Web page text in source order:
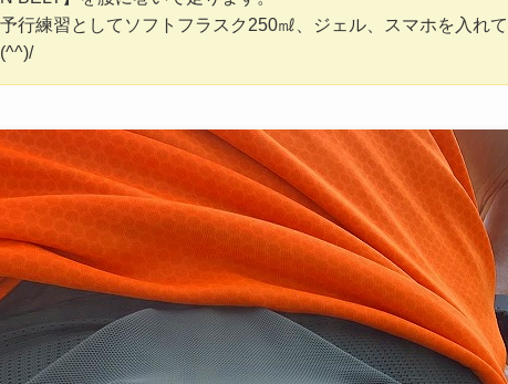
行練習としてソフトフラスク250㎖、ジェル、スマホを入れて